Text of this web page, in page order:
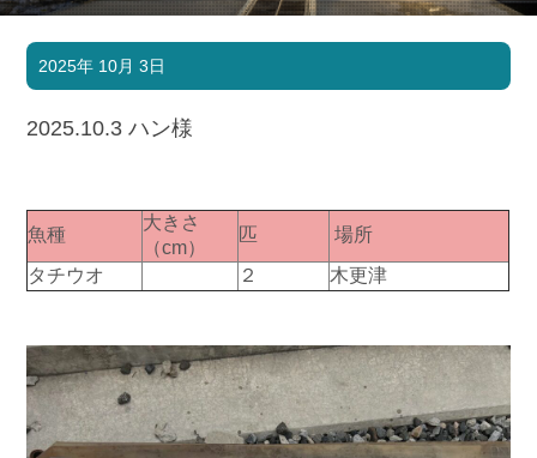
マリンクラブ
マリンライフを堪能したい！
ボート販売
ボート免許
長年の実績と信頼！
Shop Info. Blog
お問い合わせ
Contact us
会社概要
Company
採用情報
Recruit
リンク集
Link
2025年 10月 3日
2025.10.3 ハン様
魚種
大きさ
（cm）
匹
場所
タチウオ
２ 木更津